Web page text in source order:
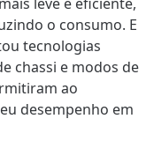
o consumo. E
tecnologias
chassi e modos de
ao
desempenho em